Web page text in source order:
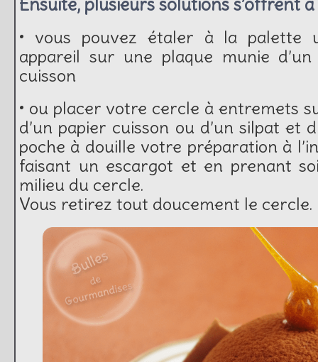
Ensuite, plusieurs solutions s’offrent à
• vous pouvez étaler à la palette
appareil sur une plaque munie
cuisson
• ou placer votre cercle à entremets
d’un papier cuisson ou d’un silpat et
poche à douille votre préparation à
faisant un escargot et en prenant
milieu du cercle.
Vous retirez tout doucement le cercle.